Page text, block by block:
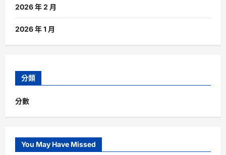
2026 年 2 月
2026 年 1 月
分類
分數
You May Have Missed